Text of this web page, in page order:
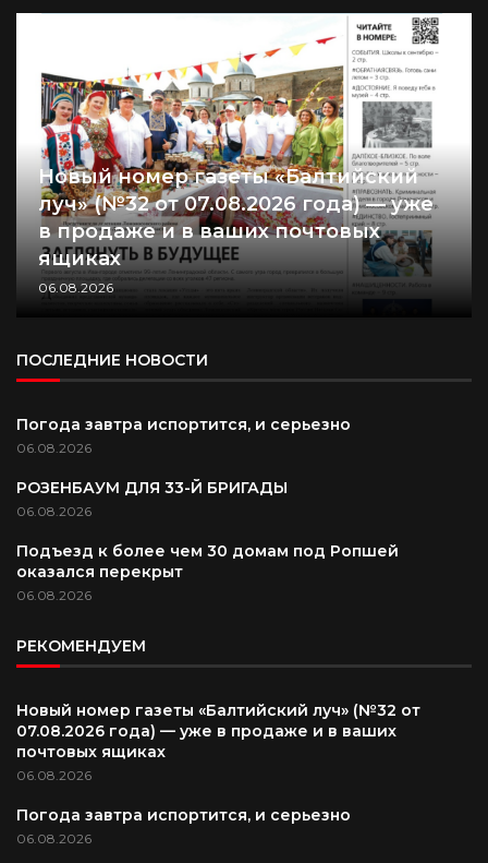
Новый номер газеты «Балтийский
луч» (№32 от 07.08.2026 года) — уже
в продаже и в ваших почтовых
ящиках
06.08.2026
ПОСЛЕДНИЕ НОВОСТИ
Погода завтра испортится, и серьезно
06.08.2026
РОЗЕНБАУМ ДЛЯ 33-Й БРИГАДЫ
06.08.2026
Подъезд к более чем 30 домам под Ропшей
оказался перекрыт
06.08.2026
РЕКОМЕНДУЕМ
Новый номер газеты «Балтийский луч» (№32 от
07.08.2026 года) — уже в продаже и в ваших
почтовых ящиках
06.08.2026
Погода завтра испортится, и серьезно
06.08.2026